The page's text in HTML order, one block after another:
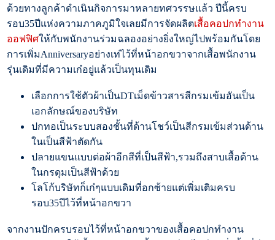
ด้วยทางลูกค้าดำเนินกิจการมาหลายทศวรรษแล้ว ปีนี้ครบ
รอบ35ปีแห่งความภาคภูมิใจเลยมีการจัดผลิตเสื้อคอปกทำงาน
ออฟฟิศให้กับพนักงานร่วมฉลองอย่างยิ่งใหญ่ไปพร้อมกันโดย
การเพิ่มAnniversaryอย่างเท่ไว้ที่หน้าอกขวาจากเสื้อพนักงาน
รุ่นเดิมที่มีความเก๋อยู่แล้วเป็นทุนเดิม
เลือกการใช้ตัวผ้าเป็นDTเม็ดข้าวสารสีกรมเข้มอันเป็น
เอกลักษณ์ของบริษัท
ปกทอเป็นระบบสองชั้นที่ด้านโชว์เป็นสีกรมเข้มส่วนด้าน
ในเป็นสีฟ้าตัดกัน
ปลายแขนแบบต่อผ้าอีกสีที่เป็นสีฟ้า,รวมถึงสาบเสื้อด้าน
ในกรดุมเป็นสีฟ้าด้วย
โลโก้บริษัทก็เก๋ๆแบบเดิมที่อกซ้ายแต่เพิ่มเติมครบ
รอบ35ปีไว้ที่หน้าอกขวา
จากงานปักครบรอบไว้ที่หน้าอกขวาของเสื้อคอปกทำงาน